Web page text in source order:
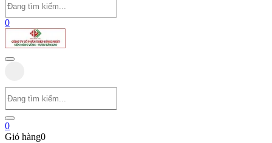
0
0
Giỏ hàng0